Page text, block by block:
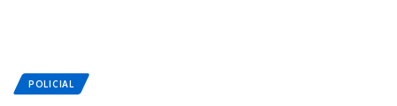
POLICIAL